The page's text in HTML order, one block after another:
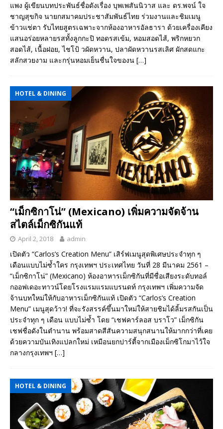
แพง ผู้เขียนบทประพันธ์ชื่อดังเรื่อง บุพเพสันนิวาส และ ดร.พจน์ ใจ
ชาญสุขกิจ นายกสมาคมประชาสัมพันธ์ไทย ร่วมงานและชิมเมนู
ข้าวแช่ตา รับไทยสูตรเฉพาะจากห้องอาหารอัลธารา ด้วยเครื่องเคียง
แสนอร่อยหลายรสทั้งลูกกะปิ ทอดรสเข้ม, หอมสอดไส้, พริกหยวก
สอดไส้, เนื้อฝอย, ไชโป้ วผัดหวาน, ปลาผัดหวานรสเลิศ ผักสดแกะ
สลักสวยงาม และกรุ่นหอมเย็นชื่นใจของน […]
HOTEL & DINING
“เม็กซิกาโน่” (Mexicano) เพิ่มความจัดจ้าน
สไตล์เม็กซิกันแท้
April 2, 2018 admin
เปิดตัว “Carlos’s Creation Menu” เสิร์ฟเมนูสุดพิเศษประจำทุก ๆ
เดือนแบบไม่ซ้ำใคร กรุงเทพฯ ​ประเทศไทย วันที่ 28 มีนาคม 2561 –
“เม็กซิกาโน่” (Mexicano) ห้องอาหารเม็กซิกันที่มีชื่อเสียงระดับทอล์
กออฟเดอะทาวน์​โดยโรงแรมแรมแบรนดท์ กรุงเทพฯ ​เพิ่มความจัด
จ้านบทใหม่ให้กับอาหารเม็กซิกันแท้ เปิดตัว “Carlos’s Creation
Menu” เมนูสุดว้าว! ที่จะรังสรรค์ขึ้นมาใหม่ให้สายชิมได้ลิ้มรสกันเป็น
ประจำทุก ๆ เดือน แบบไม่ซ้ำ โดย “เชฟคาร์ลอส บราโว” เม็กซิกัน
เชฟชื่อดังในตำนาน พร้อมสาดสีสันความสนุกสนานให้มากกว่าที่เคย
ด้วยความบันเทิงแปลกใหม่ เหมือนยกปาร์ตี้จากเมืองเม็กซิโกมาไว้ใจ
กลางกรุงเทพฯ […]
HOTEL & DINING